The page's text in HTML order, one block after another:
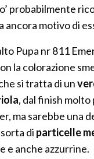
probabilmente
ancora motivo di
Pupa nr 811
la colorazione
si tratta di un
, dal finish
ma sarebbe una
di particelle
e anche azzurrine.